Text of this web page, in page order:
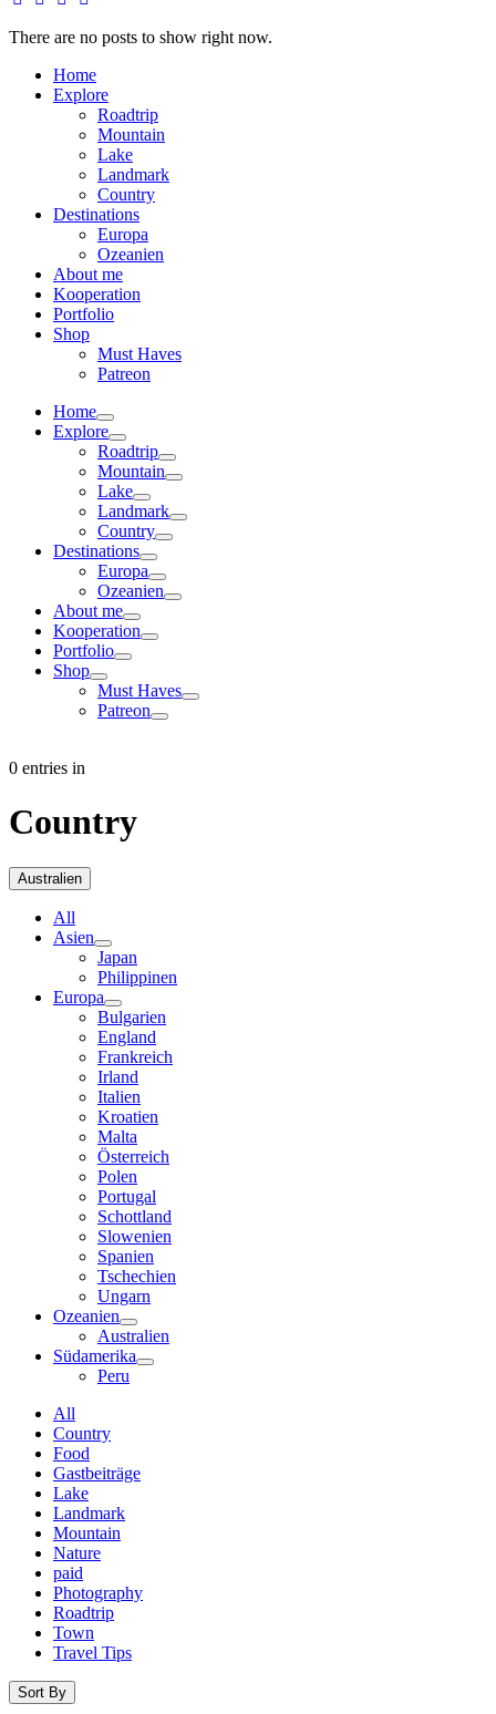
There are no posts to show right now.
Home
Explore
Roadtrip
Mountain
Lake
Landmark
Country
Destinations
Europa
Ozeanien
About me
Kooperation
Portfolio
Shop
Must Haves
Patreon
Home
Explore
Roadtrip
Mountain
Lake
Landmark
Country
Destinations
Europa
Ozeanien
About me
Kooperation
Portfolio
Shop
Must Haves
Patreon
0 entries in
Country
Australien
All
Asien
Japan
Philippinen
Europa
Bulgarien
England
Frankreich
Irland
Italien
Kroatien
Malta
Österreich
Polen
Portugal
Schottland
Slowenien
Spanien
Tschechien
Ungarn
Ozeanien
Australien
Südamerika
Peru
All
Country
Food
Gastbeiträge
Lake
Landmark
Mountain
Nature
paid
Photography
Roadtrip
Town
Travel Tips
Sort By